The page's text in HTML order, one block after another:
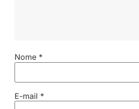
Nome *
E-mail *